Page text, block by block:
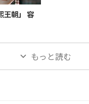
王朝」 容
もっと読む